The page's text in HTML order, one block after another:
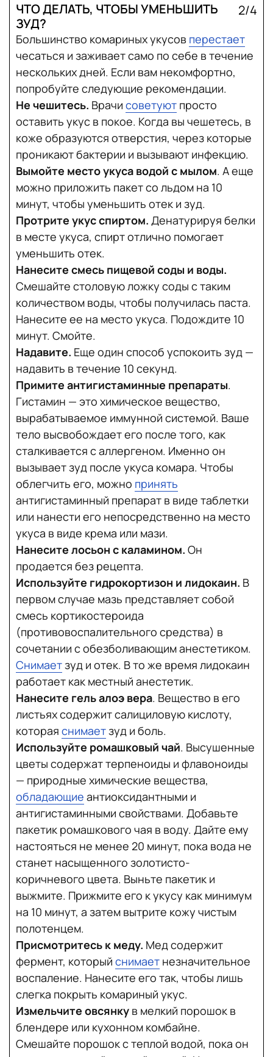
ЧТО ДЕЛАТЬ, ЧТОБЫ УМЕНЬШИТЬ
ЗУД?
2/4
Большинство комариных укусов перестает
чесаться и заживает само по себе в течение
нескольких дней. Если вам некомфортно,
попробуйте следующие рекомендации.
Не чешитесь. Врачи советуют просто
оставить укус в покое. Когда вы чешетесь, в
коже образуются отверстия, через которые
проникают бактерии и вызывают инфекцию.
Вымойте место укуса водой с мылом. А еще
можно приложить пакет со льдом на 10
минут, чтобы уменьшить отек и зуд.
Протрите укус спиртом. Денатурируя белки
в месте укуса, спирт отлично помогает
уменьшить отек.
Нанесите смесь пищевой соды и воды.
Смешайте столовую ложку соды с таким
количеством воды, чтобы получилась паста.
Нанесите ее на место укуса. Подождите 10
минут. Смойте.
Надавите. Еще один способ успокоить зуд —
надавить в течение 10 секунд.
Примите антигистаминные препараты.
Гистамин — это химическое вещество,
вырабатываемое иммунной системой. Ваше
тело высвобождает его после того, как
сталкивается с аллергеном. Именно он
вызывает зуд после укуса комара. Чтобы
облегчить его, можно принять
антигистаминный препарат в виде таблетки
или нанести его непосредственно на место
укуса в виде крема или мази.
Нанесите лосьон с каламином. Он
продается без рецепта.
Используйте гидрокортизон и лидокаин. В
первом случае мазь представляет собой
смесь кортикостероида
(противовоспалительного средства) в
сочетании с обезболивающим анестетиком.
Снимаетзуд и отек. В то же время лидокаин
работает как местный анестетик.
Нанесите гель алоэ вера. Вещество в его
листьях содержит салициловую кислоту,
которая снимаетзуд и боль.
Используйте ромашковый чай. Высушенные
цветы содержат терпеноиды и флавоноиды
— природные химические вещества,
обладающие антиоксидантными и
антигистаминными свойствами. Добавьте
пакетик ромашкового чая в воду. Дайте ему
настояться не менее 20 минут, пока вода не
станет насыщенного золотисто-
коричневого цвета. Выньте пакетик и
выжмите. Прижмите его к укусу как минимум
на 10 минут, а затем вытрите кожу чистым
полотенцем.
Присмотритесь к меду. Мед содержит
фермент, который снимает незначительное
воспаление. Нанесите его так, чтобы лишь
слегка покрыть комариный укус.
Измельчите овсянку в мелкий порошок в
блендере или кухонном комбайне.
Смешайте порошок с теплой водой, пока он